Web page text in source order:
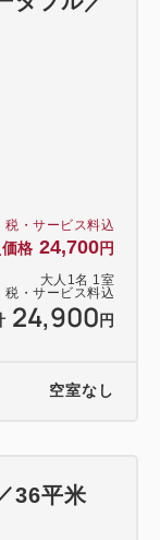
税・サービス料込
格 24,700円
大人 1 名 1 室
税・サービス料込
24,900 円
空室なし
36平米